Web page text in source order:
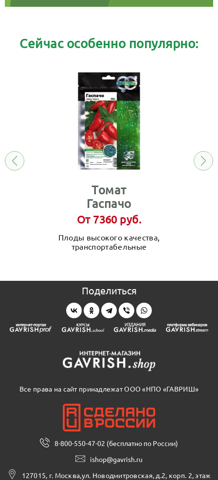
Сейчас особенно популярно:
Томат
Гаспачо
От 7360 руб.
Плоды высокого качества,
транспортабельные
Поделиться
Все права на сайт принадлежат ООО «НПО «ГАВРИШ»
8-800-550-47-02 (бесплатно по России)
ishop@gavrish.ru
127015, г. Москва,ул. Новодмитровская, д.2, корп. 2, этаж